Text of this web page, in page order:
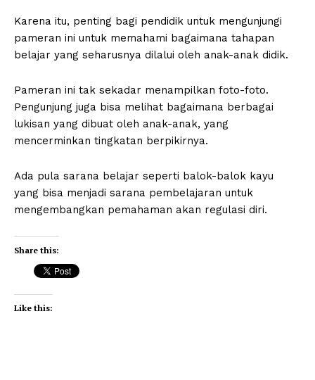
Karena itu, penting bagi pendidik untuk mengunjungi
pameran ini untuk memahami bagaimana tahapan
belajar yang seharusnya dilalui oleh anak-anak didik.
Pameran ini tak sekadar menampilkan foto-foto.
Pengunjung juga bisa melihat bagaimana berbagai
lukisan yang dibuat oleh anak-anak, yang
mencerminkan tingkatan berpikirnya.
Ada pula sarana belajar seperti balok-balok kayu
yang bisa menjadi sarana pembelajaran untuk
mengembangkan pemahaman akan regulasi diri.
Share this:
Like this: